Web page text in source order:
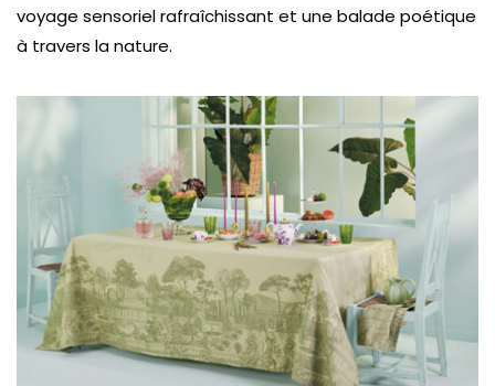
voyage sensoriel rafraîchissant et une balade poétique
à travers la nature.